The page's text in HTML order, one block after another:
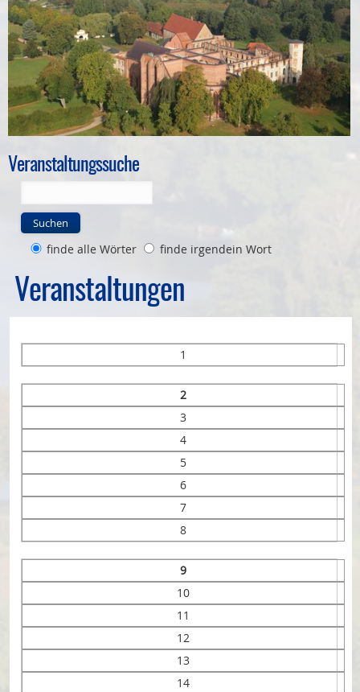
Veranstaltungssuche
Suchen
finde alle Wörter finde irgendein Wort
Veranstaltungen
1
2
3
4
5
6
7
8
9
10
11
12
13
14
Bauleitplanung
Öffentlicher Anzeiger
Förderung ortsteilbezogener Maßnahmen